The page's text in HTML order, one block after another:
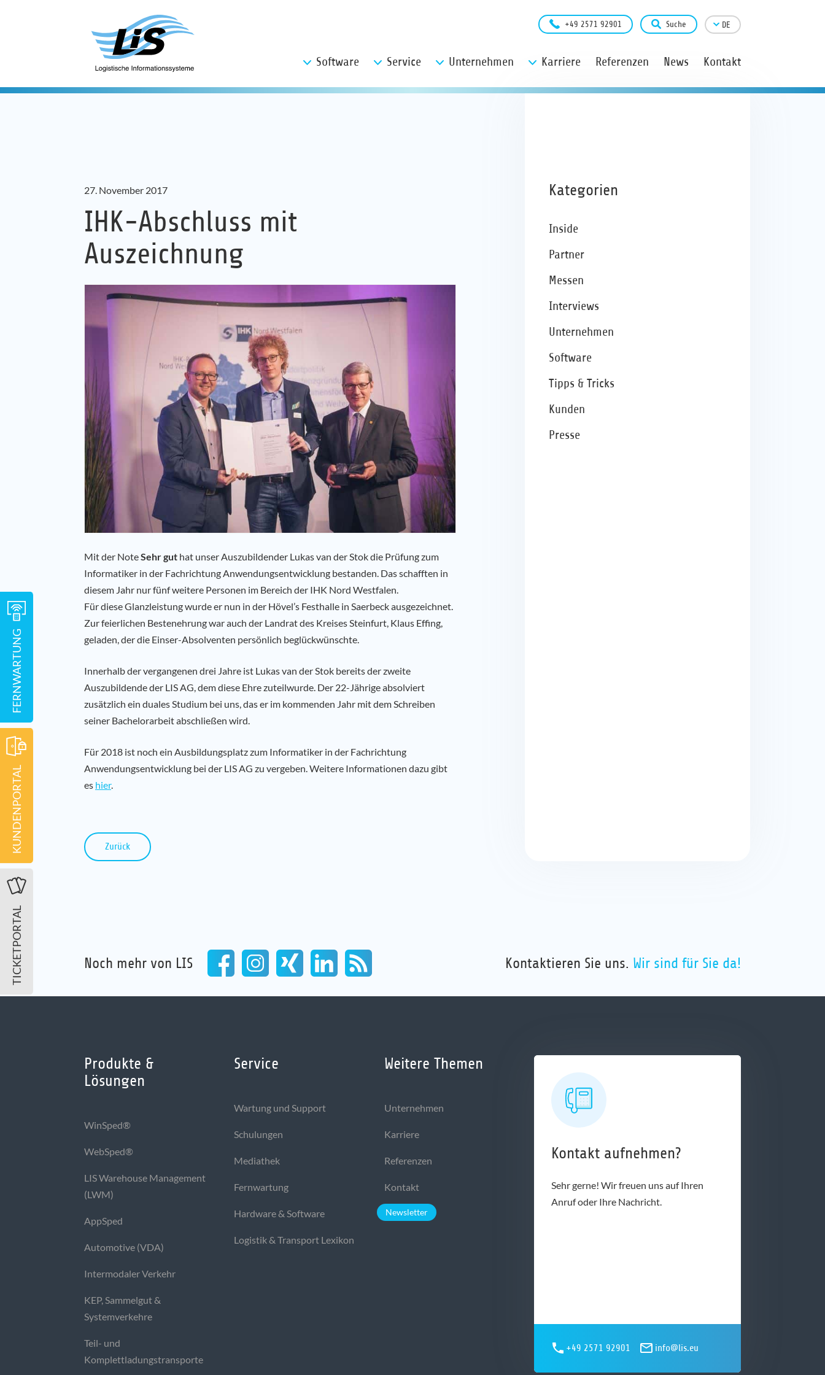
Software Service Unternehmen Karriere Referenzen News Kontakt
+49 2571 92901 Suche DE
27. November 2017
IHK-Abschluss mit
Auszeichnung
Mit der NoteSehr gut hat unser Auszubildender Lukas van der Stok die Prüfung zum
Informatiker in der Fachrichtung Anwendungsentwicklung bestanden. Das schafften in
diesem Jahr nur fünf weitere Personen im Bereich der IHK Nord Westfalen.
Für diese Glanzleistung wurde er nun in der Hövel’s Festhalle in Saerbeck ausgezeichnet.
Zur feierlichen Bestenehrung war auch der Landrat des Kreises Steinfurt, Klaus Effing,
geladen, der die Einser-Absolventen persönlich beglückwünschte.
Innerhalb der vergangenen drei Jahre ist Lukas van der Stok bereits der zweite
Auszubildende der LIS AG, dem diese Ehre zuteilwurde. Der 22-Jährige absolviert
zusätzlich ein duales Studium bei uns, das er im kommenden Jahr mit dem Schreiben
seiner Bachelorarbeit abschließen wird.
Für 2018 ist noch ein Ausbildungsplatz zum Informatiker in der Fachrichtung
Anwendungsentwicklung bei der LIS AG zu vergeben. Weitere Informationen dazu gibt
es hier.
Zurück
Kategorien
Inside
Partner
Messen
Interviews
Unternehmen
Software
Tipps & Tricks
Kunden
Presse
Noch mehr von LIS Kontaktieren Sie uns. Wir sind für Sie da!
Produkte &
Lösungen
WinSped®
WebSped®
LIS Warehouse Management
(LWM)
AppSped
Automotive (VDA)
Intermodaler Verkehr
KEP, Sammelgut &
Systemverkehre
Teil- und
Komplettladungstransporte
Service
Wartung und Support
Schulungen
Mediathek
Fernwartung
Hardware & Software
Logistik & Transport Lexikon
Weitere Themen
Unternehmen
Karriere
Referenzen
Kontakt
Newsletter
Kontakt aufnehmen?
Sehr gerne! Wir freuen uns auf Ihren
Anruf oder Ihre Nachricht.
+49 2571 92901 info@lis.eu
TICKETPORTAL
KUNDENPORTAL
FERNWARTUNG